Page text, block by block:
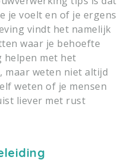
je voelt en of je ergens
vindt het namelijk
waar je behoefte
helpen met het
maar weten niet altijd
weten of je mensen
liever met rust